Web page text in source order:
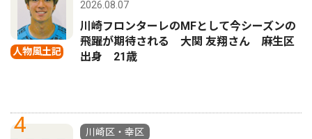
人物風土記
2026.08.07
川崎フロンターレのMFとして今シーズンの
飛躍が期待される 大関 友翔さん 麻生区
出身 21歳
4
川崎区・幸区